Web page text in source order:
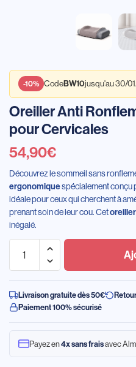
-10% CodeBW10jusqu'au 30/
Oreiller Anti
pour Cervicales
54,90€
Découvrez le sommeil sans
ergonomiquespécialement conçu
idéale pour ceux qui cherchent à
prenant soin de leur cou. Cet
inégalé.
Livraison gratuite dès 50€
Paiement 100% sécurisé
Payez en4x sans fraisavec